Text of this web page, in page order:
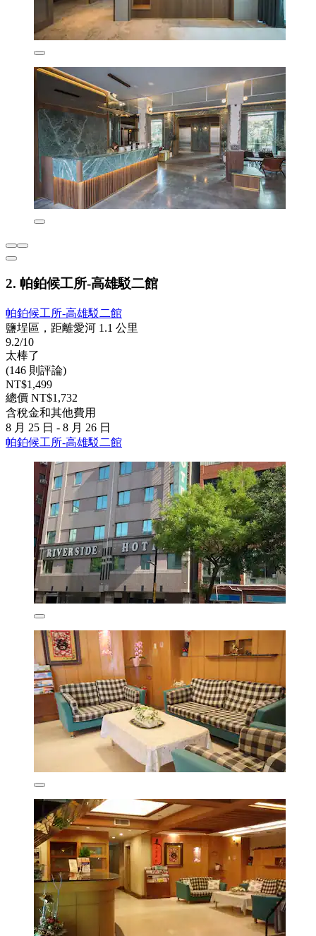
2. 帕鉑候工所-高雄駁二館
帕鉑候工所-高雄駁二館
鹽埕區，距離愛河 1.1 公里
9.2/10
太棒了
(146 則評論)
NT$1,499
總價 NT$1,732
含稅金和其他費用
8 月 25 日 - 8 月 26 日
帕鉑候工所-高雄駁二館